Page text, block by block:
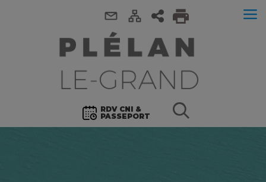
RDV CNI &
PASSEPORT